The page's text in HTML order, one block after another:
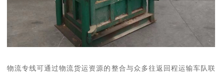
物流专线可通过物流货运资源的整合与众多往返回程运输车队联